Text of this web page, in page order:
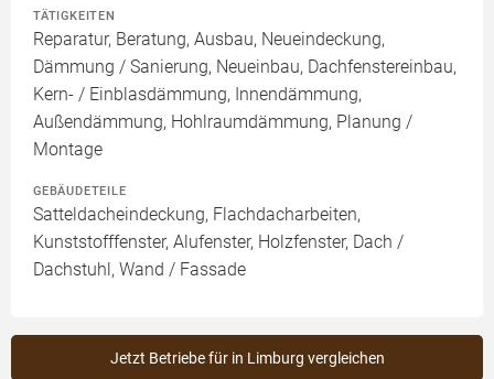
TÄTIGKEITEN
Reparatur, Beratung, Ausbau, Neueindeckung,
Dämmung / Sanierung, Neueinbau, Dachfenstereinbau,
Kern- / Einblasdämmung, Innendämmung,
Außendämmung, Hohlraumdämmung, Planung /
Montage
GEBÄUDETEILE
Satteldacheindeckung, Flachdacharbeiten,
Kunststofffenster, Alufenster, Holzfenster, Dach /
Dachstuhl, Wand / Fassade
Jetzt Betriebe für in Limburg vergleichen